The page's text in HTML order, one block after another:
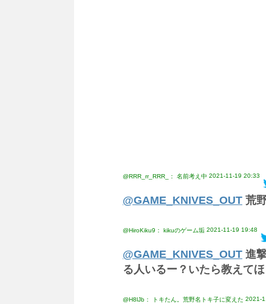
@RRR_rr_RRR_： 名前考え中 2021-11-19 20:33
@GAME_KNIVES_OUT 荒
@HiroKiku9： kikuのゲーム垢 2021-11-19 19:48
@GAME_KNIVES_OUT 進
る人いるー？いたら教えて
@H8lJb： トキたん。荒野名トキ子に変えた 2021-